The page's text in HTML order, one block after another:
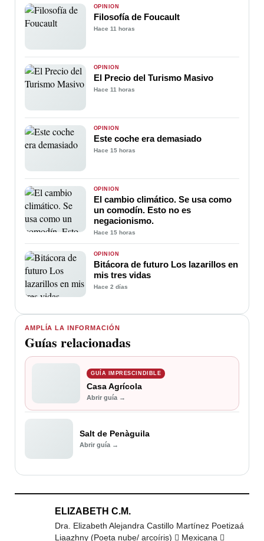
AMPLÍA LA INFORMACIÓN
Guías relacionadas
GUÍA IMPRESCINDIBLE
Casa Agrícola
Abrir guía →
Salt de Penàguila
Abrir guía →
OPINIÓN
Filosofía de Foucault
Hace 11 horas
OPINIÓN
El Precio del Turismo Masivo
Hace 11 horas
OPINIÓN
Este coche era demasiado
Hace 15 horas
OPINIÓN
El cambio climático. Se usa como
un comodín. Esto no es
negacionismo.
Hace 15 horas
OPINIÓN
Bitácora de futuro Los lazarillos en
mis tres vidas
Hace 2 días
ELIZABETH C.M.
Dra. Elizabeth Alejandra Castillo Martínez Poetizaá
Liaazhny (Poeta nube/ arcoíris)  Mexicana 